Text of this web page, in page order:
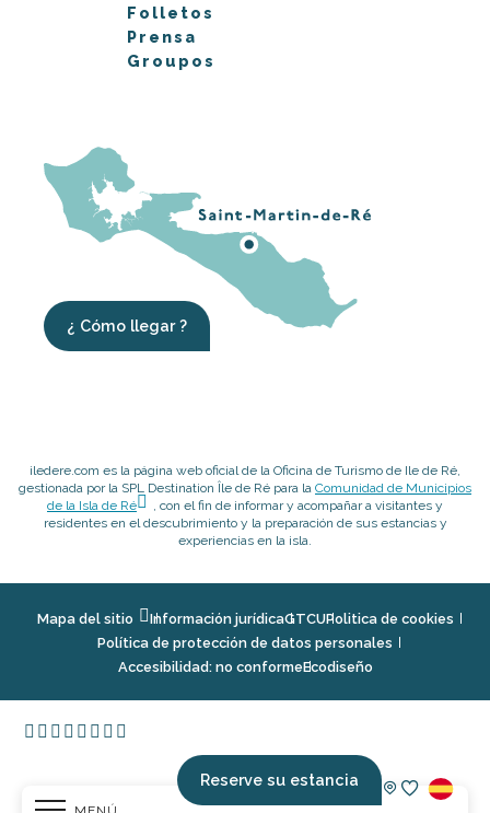
Reserve su estancia
Folletos
Prensa
Groupos
¿ Cómo llegar ?
iledere.com es la página web oficial de la Oficina de Turismo de Ile de Ré,
gestionada por la SPL Destination Île de Ré para la Comunidad de Municipios
de la Isla de Ré
, con el fin de informar y acompañar a visitantes y
residentes en el descubrimiento y la preparación de sus estancias y
experiencias en la isla.
Mapa del sitio Información jurídicaGTCUPolitica de cookies
Política de protección de datos personales
Accesibilidad: no conformeEcodiseño